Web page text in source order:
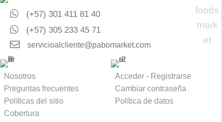
(+57) 301 411 81 40
(+57) 305 233 45 71
servicioalcliente@pabomarket.com
Nosotros
Preguntas frecuentes
Políticas del sitio
Cobertura
Acceder - Registrarse
Cambiar contraseña
Política de datos